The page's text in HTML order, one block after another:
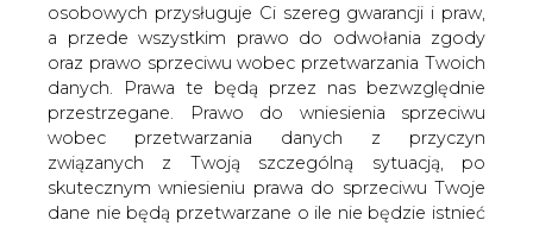
osobowych przysługuje Ci szereg gwarancji i praw,
a przede wszystkim prawo do odwołania zgody
oraz prawo sprzeciwu wobec przetwarzania Twoich
danych. Prawa te będą przez nas bezwzględnie
przestrzegane. Prawo do wniesienia sprzeciwu
wobec przetwarzania danych z przyczyn
związanych z Twoją szczególną sytuacją, po
skutecznym wniesieniu prawa do sprzeciwu Twoje
dane nie będą przetwarzane o ile nie będzie istnieć
Mimo walki z nielegalnymi
podłączeniami, dystrybutorzy energii
nie wiedzą ile jej naprawdę tracą.
Nawet 700 mln zł może wynosić wartość kradzionej
rocznie energii elektrycznej. Kradną głównie indywidualni